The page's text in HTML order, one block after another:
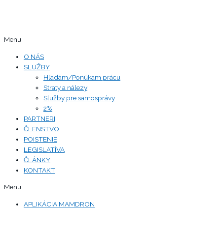
Menu
O NÁS
SLUŽBY
Hľadám/Ponúkam prácu
Straty a nálezy
Služby pre samosprávy
2%
PARTNERI
ČLENSTVO
POISTENIE
LEGISLATÍVA
ČLÁNKY
KONTAKT
Menu
APLIKÁCIA MAMDRON